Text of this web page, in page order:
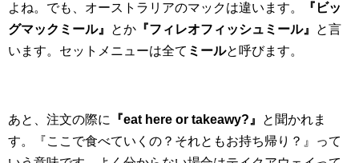
よね。でも、オーストラリアのマックは違います。
『ビッ
グマックミール』
とか 『フィレオフィッシュミール』
と言
います。セットメニューは全て ミールと呼びます。
あと、注文の際に 『eat here or takeawy?』
と聞かれま
す。『ここで食べていくの？それともお持ち帰り？』って